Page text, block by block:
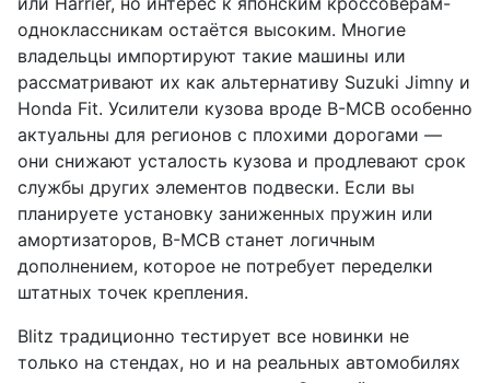
одноклассникам остаётся высоким. Многие
владельцы импортируют такие машины или
рассматривают их как альтернативу Suzuki Jimny и
Honda Fit. Усилители кузова вроде B-MCB особенно
актуальны для регионов с плохими дорогами —
они снижают усталость кузова и продлевают срок
службы других элементов подвески. Если вы
планируете установку заниженных пружин или
амортизаторов, B-MCB станет логичным
дополнением, которое не потребует переделки
штатных точек крепления.
Blitz традиционно тестирует все новинки не
только на стендах, но и на реальных автомобилях